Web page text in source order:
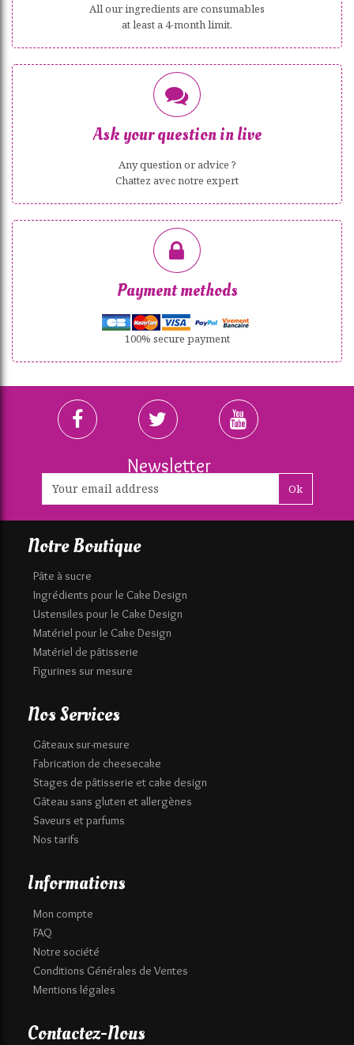
All our ingredients are consumables
at least a 4-month limit.
Ask your question in live
Any question or advice ?
Chattez avec notre expert
Payment methods
100% secure payment
Newsletter
Ok
Notre Boutique
Pâte à sucre
Ingrédients pour le Cake Design
Ustensiles pour le Cake Design
Matériel pour le Cake Design
Matériel de pâtisserie
Figurines sur mesure
Nos Services
Gâteaux sur-mesure
Fabrication de cheesecake
Stages de pâtisserie et cake design
Gâteau sans gluten et allergènes
Saveurs et parfums
Nos tarifs
Informations
Mon compte
FAQ
Notre société
Conditions Générales de Ventes
Mentions légales
Contactez-Nous